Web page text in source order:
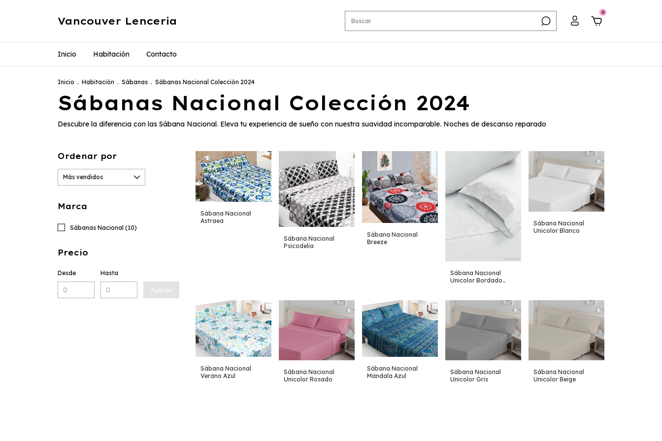
Vancouver Lenceria
0
Inicio Habitación Contacto
Inicio . Habitación . Sábanas . Sábanas Nacional Colección 2024
Sábanas Nacional Colección 2024
Descubre la diferencia con las Sábana Nacional. Eleva tu experiencia de sueño con nuestra suavidad incomparable. Noches de descanso reparado
Ordenar por
Marca
Sábanas Nacional (10)
Precio
Desde Hasta
Aplicar
Sábana Nacional
Astraea
Sábana Nacional
Psicodelia
Sábana Nacional
Breeze
Sábana Nacional
Unicolor Bordado
Sábana Nacional
Unicolor Blanco
Sábana Nacional
Verano Azul
Sábana Nacional
Unicolor Rosado
Sábana Nacional
Mandala Azul
Sábana Nacional
Unicolor Gris
Sábana Nacional
Unicolor Beige